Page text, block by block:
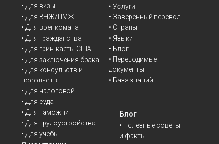
Блог
• Полезные советы
и факты
• Для визы
• Для ВНЖ/ПМЖ
• Для военкомата
• Для гражданства
• Для грин-карты США
• Для заключения брака
• Для консульств и
посольств
• Для налоговой
• Для суда
• Для таможни
• Для трудоустройства
• Для учёбы
• Услуги
• Заверенный перевод
• Страны
• Языки
• Блог
• Переводимые
документы
• База знаний